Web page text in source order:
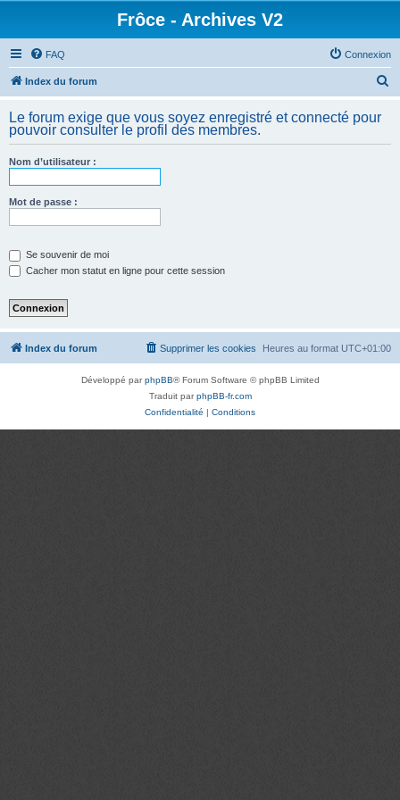
Frôce - Archives V2
FAQ Connexion
Index du forum
h
Le forum exige que vous soyez enregistré et connecté pour
pouvoir consulter le profil des membres.
Nom d’utilisateur :
Mot de passe :
Se souvenir de moi
Cacher mon statut en ligne pour cette session
Index du forum Heures au format UTC+01:00
Supprimer les cookies
Développé parphpBB® Forum Software © phpBB Limited
Traduit parphpBB-fr.com
Confidentialité | Conditions